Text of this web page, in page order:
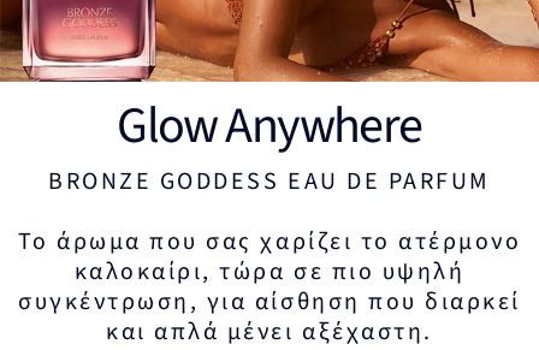
Glow Anywhere
BRONZE GODDESS EAU DE PARFUM
Το άρωμα που σας χαρίζει το ατέρμονο
καλοκαίρι, τώρα σε πιο υψηλή
συγκέντρωση, για αίσθηση που διαρκεί
και απλά μένει αξέχαστη.